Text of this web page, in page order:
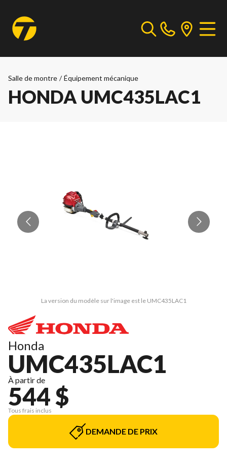
Salle de montre / Équipement mécanique
HONDA UMC435LAC1
La version du modèle sur l'image est le UMC435LAC1
Honda
UMC435LAC1
À partir de
544 $
Tous frais inclus
DEMANDE DE PRIX